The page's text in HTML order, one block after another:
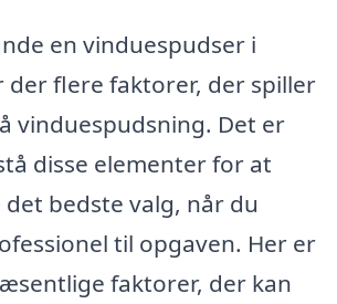
en vinduespudser i
der flere faktorer, der spiller
vinduespudsning. Det er
disse elementer for at
bedste valg, når du
til opgaven. Her er
faktorer, der kan